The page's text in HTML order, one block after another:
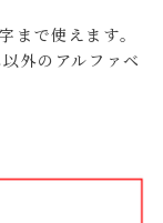
まで使えます。
外のアルファベ